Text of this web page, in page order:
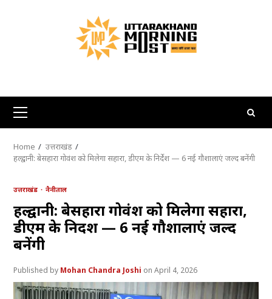
Primary
Menu
Home
उत्तराखंड
हल्द्वानी: बेसहारा गोवंश को मिलेगा सहारा, डीएम के निर्देश — 6 नई गौशालाएं जल्द बनेंगी
उत्तराखंड नैनीताल
हल्द्वानी: बेसहारा गोवंश को मिलेगा सहारा,
डीएम के निर्देश — 6 नई गौशालाएं जल्द
बनेंगी
Mohan Chandra Joshi April 4, 2026